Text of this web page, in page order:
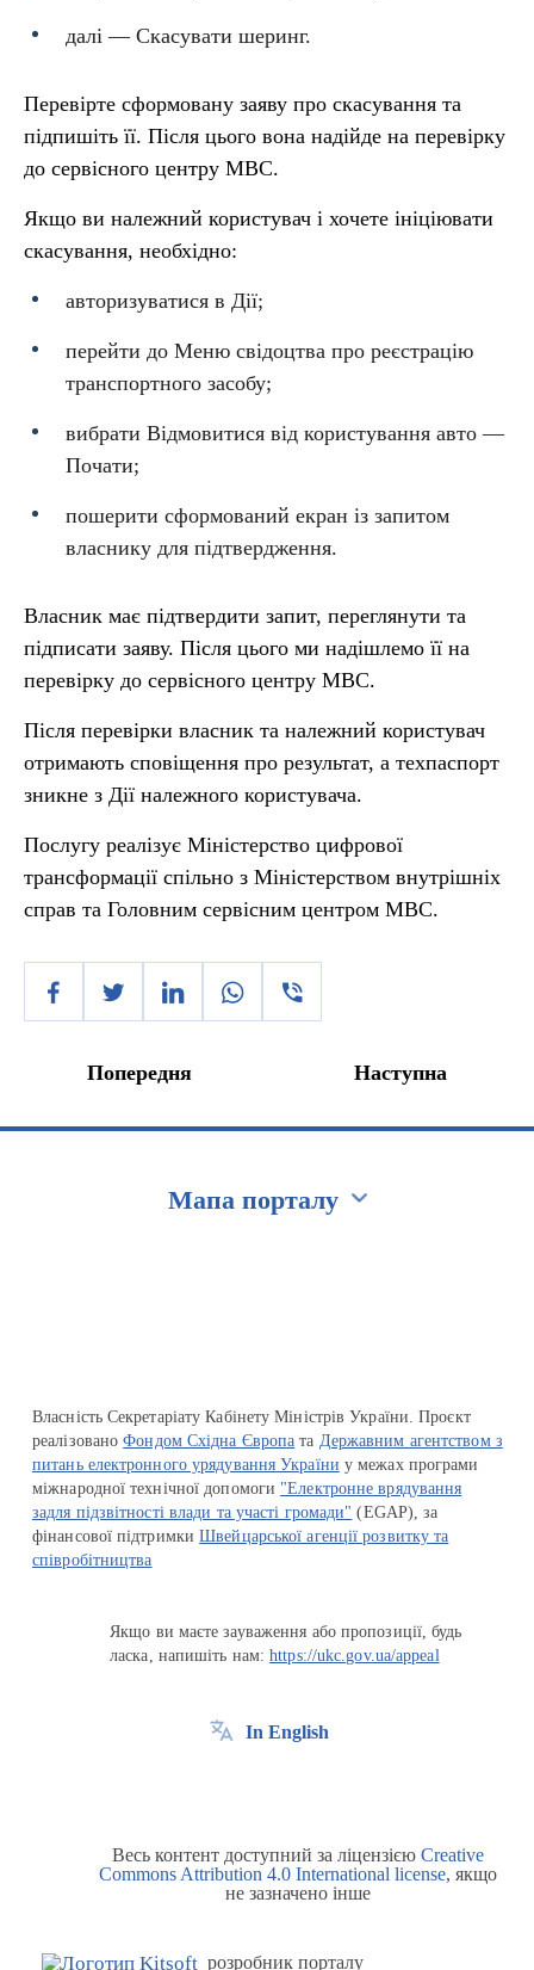
далі — Скасувати шеринг.
Перевірте сформовану заяву про скасування та
підпишіть її. Після цього вона надійде на перевірку
до сервісного центру МВС.
Якщо ви належний користувач і хочете ініціювати
скасування, необхідно:
авторизуватися в Дії;
перейти до Меню свідоцтва про реєстрацію
транспортного засобу;
вибрати Відмовитися від користування авто —
Почати;
пошерити сформований екран із запитом
власнику для підтвердження.
Власник має підтвердити запит, переглянути та
підписати заяву. Після цього ми надішлемо її на
перевірку до сервісного центру МВС.
Після перевірки власник та належний користувач
отримають сповіщення про результат, а техпаспорт
зникне з Дії належного користувача.
Послугу реалізує Міністерство цифрової
трансформації спільно з Міністерством внутрішніх
справ та Головним сервісним центром МВС.
Попередня Наступна
Мапа порталу
Власність Секретаріату Кабінету Міністрів України. Проєкт
реалізованоФондом Східна Європа та Державним агентством з
питань електронного урядування України у межах програми
міжнародної технічної допомоги "Електронне врядування
задля підзвітності влади та участі громади" (EGAP), за
фінансової підтримкиШвейцарської агенції розвитку та
співробітництва
Якщо ви маєте зауваження або пропозиції, будь
ласка, напишіть нам:https://ukc.gov.ua/appeal
In English
Весь контент доступний за ліцензією Creative
Commons Attribution 4.0 International license, якщо
не зазначено інше
розробник порталу